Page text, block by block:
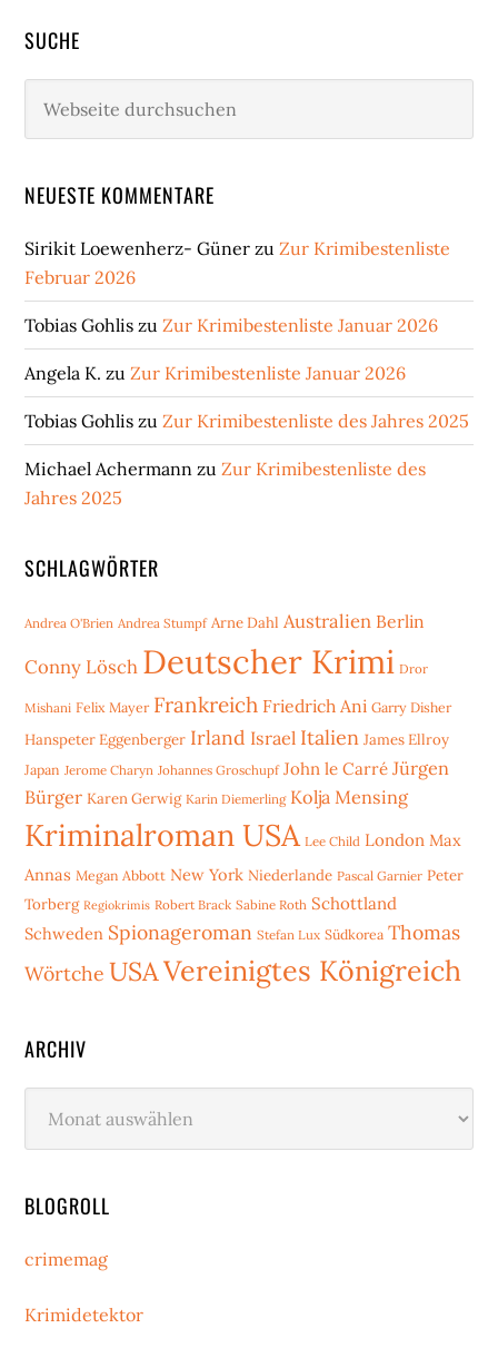
SUCHE
durchsuchen
NEUESTE KOMMENTARE
Sirikit Loewenherz- Güner zuZur Krimibestenliste
Februar 2026
Tobias Gohlis zuZur Krimibestenliste Januar 2026
Angela K. zuZur Krimibestenliste Januar 2026
Tobias Gohlis zuZur Krimibestenliste des Jahres 2025
Michael Achermann zuZur Krimibestenliste des
Jahres 2025
SCHLAGWÖRTER
Andrea O'Brien Andrea Stumpf Arne Dahl Australien Berlin
Conny Lösch Deutscher Krimi Dror
Mishani Felix Mayer Frankreich Friedrich Ani Garry Disher
Hanspeter Eggenberger Irland Israel Italien James Ellroy
Japan Jerome Charyn Johannes Groschupf John le Carré Jürgen
Bürger Karen Gerwig Karin Diemerling Kolja Mensing
Kriminalroman USA Lee Child London Max
Annas Megan Abbott New York Niederlande Pascal Garnier Peter
Torberg Regiokrimis Robert Brack Sabine Roth Schottland
Schweden Spionageroman Stefan Lux Südkorea Thomas
Wörtche USAVereinigtes Königreich
ARCHIV
BLOGROLL
crimemag
Krimidetektor